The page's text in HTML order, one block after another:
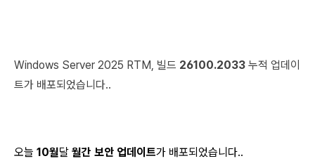
Windows Server 2025 RTM, 빌드 26100.2033 누적 업데이
트가 배포되었습니다..
오늘 10월달 월간 보안 업데이트가 배포되었습니다..